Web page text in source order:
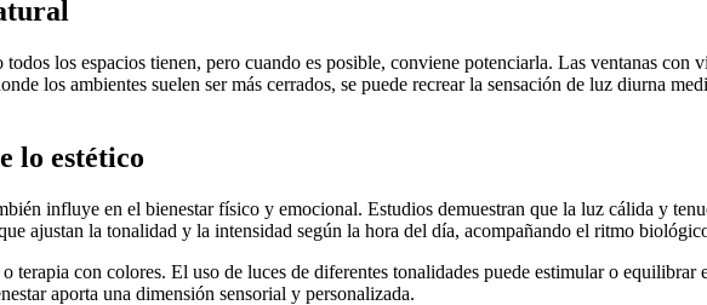
todos los espacios tienen, pero cuando es posible, conviene potenciarla. Las ventanas
los ambientes suelen ser más cerrados, se puede recrear la sensación de luz diurna
lo estético
influye en el bienestar físico y emocional. Estudios demuestran que la luz cálida y
ajustan la tonalidad y la intensidad según la hora del día, acompañando el ritmo
o terapia con colores. El uso de luces de diferentes tonalidades puede estimular o
aporta una dimensión sensorial y personalizada.